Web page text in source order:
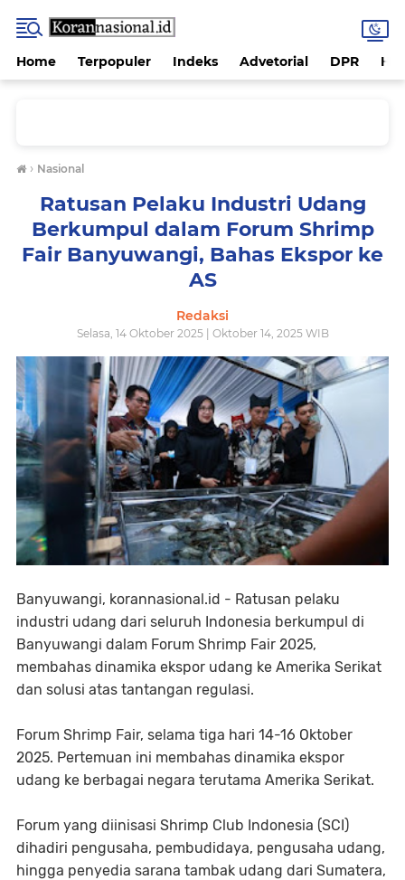
Home Terpopuler Indeks Advetorial DPR
› Nasional
Ratusan Pelaku Industri Udang
Berkumpul dalam Forum Shrimp
Fair Banyuwangi, Bahas Ekspor ke
AS
Redaksi
Selasa, 14 Oktober 2025 | Oktober 14, 2025 WIB
Banyuwangi, korannasional.id - Ratusan pelaku
industri udang dari seluruh Indonesia berkumpul di
Banyuwangi dalam Forum Shrimp Fair 2025,
membahas dinamika ekspor udang ke Amerika Serikat
dan solusi atas tantangan regulasi.
Forum Shrimp Fair, selama tiga hari 14-16 Oktober
2025. Pertemuan ini membahas dinamika ekspor
udang ke berbagai negara terutama Amerika Serikat.
Forum yang diinisasi Shrimp Club Indonesia (SCI)
dihadiri pengusaha, pembudidaya, pengusaha udang,
hingga penyedia sarana tambak udang dari Sumatera,